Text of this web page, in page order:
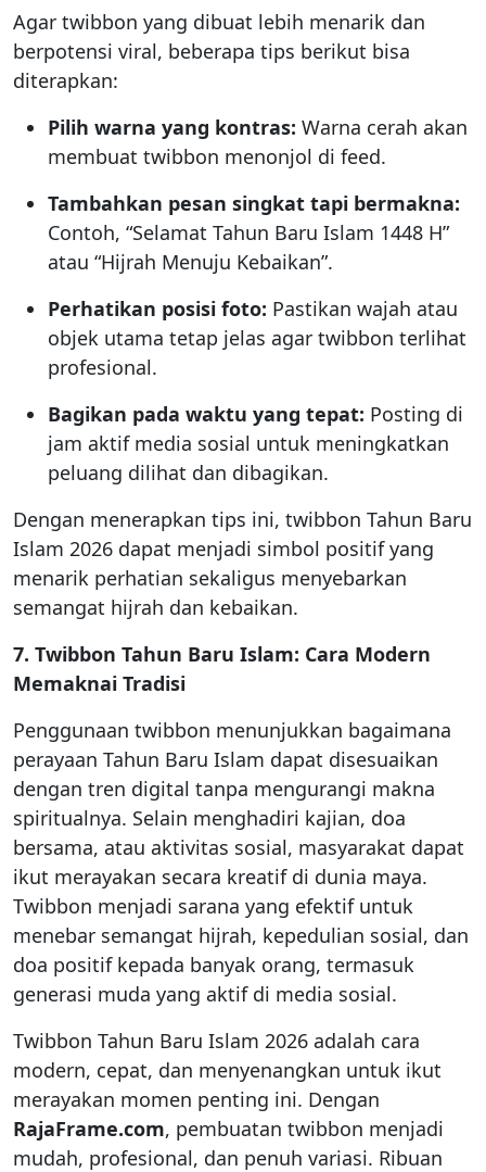
Agar twibbon yang dibuat lebih menarik dan
berpotensi viral, beberapa tips berikut bisa
diterapkan:
Pilih warna yang kontras: Warna cerah akan
membuat twibbon menonjol di feed.
Tambahkan pesan singkat tapi bermakna:
Contoh, “Selamat Tahun Baru Islam 1448 H”
atau “Hijrah Menuju Kebaikan”.
Perhatikan posisi foto: Pastikan wajah atau
objek utama tetap jelas agar twibbon terlihat
profesional.
Bagikan pada waktu yang tepat: Posting di
jam aktif media sosial untuk meningkatkan
peluang dilihat dan dibagikan.
Dengan menerapkan tips ini, twibbon Tahun Baru
Islam 2026 dapat menjadi simbol positif yang
menarik perhatian sekaligus menyebarkan
semangat hijrah dan kebaikan.
7. Twibbon Tahun Baru Islam: Cara Modern
Memaknai Tradisi
Penggunaan twibbon menunjukkan bagaimana
perayaan Tahun Baru Islam dapat disesuaikan
dengan tren digital tanpa mengurangi makna
spiritualnya. Selain menghadiri kajian, doa
bersama, atau aktivitas sosial, masyarakat dapat
ikut merayakan secara kreatif di dunia maya.
Twibbon menjadi sarana yang efektif untuk
menebar semangat hijrah, kepedulian sosial, dan
doa positif kepada banyak orang, termasuk
generasi muda yang aktif di media sosial.
Twibbon Tahun Baru Islam 2026 adalah cara
modern, cepat, dan menyenangkan untuk ikut
merayakan momen penting ini. Dengan
RajaFrame.com, pembuatan twibbon menjadi
mudah, profesional, dan penuh variasi. Ribuan